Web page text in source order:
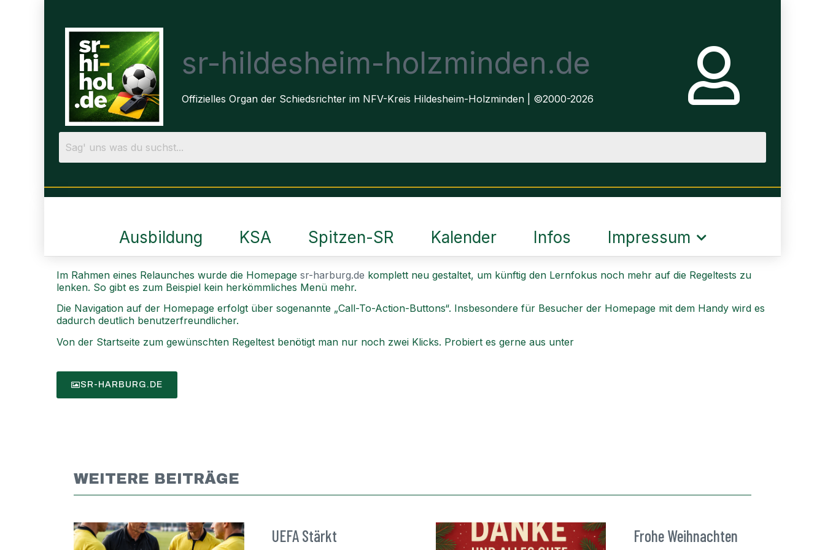
sr-hildesheim-holzminden.de
Offizielles Organ der Schiedsrichter im NFV-Kreis Hildesheim-Holzminden | ©2000-2026
Ausbildung KSA Spitzen-SR Kalender Infos Impressum
Im Rahmen eines Relaunches wurde die Homepage sr-harburg.de komplett neu gestaltet, um künftig den Lernfokus noch mehr auf die Regeltests zu
lenken. So gibt es zum Beispiel kein herkömmliches Menü mehr.
Die Navigation auf der Homepage erfolgt über sogenannte „Call-To-Action-Buttons“. Insbesondere für Besucher der Homepage mit dem Handy wird es
dadurch deutlich benutzerfreundlicher.
Von der Startseite zum gewünschten Regeltest benötigt man nur noch zwei Klicks. Probiert es gerne aus unter
SR-HARBURG.DE
WEITERE BEITRÄGE
UEFA Stärkt
Frohe Weihnachten